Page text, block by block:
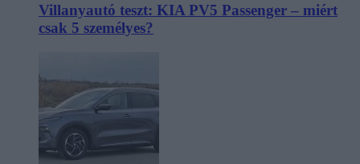
Villanyautó teszt: KIA PV5 Passenger – miért
csak 5 személyes?